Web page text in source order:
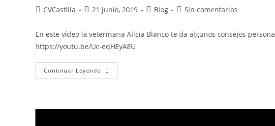
CVCastilla 21 junio, 2019 Blog Sin comentarios
En este vídeo la veterinaria Alicia Blanco te da algunos consejos
https://youtu.be/Uc-eqHEyA8U
Continuar Leyendo